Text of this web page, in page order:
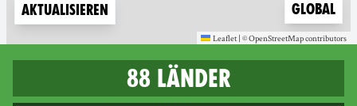
Aktualisieren Zoom to
Global
Leaflet | ©OpenStreetMap
(new window) contributors
(new window)
88 Länder